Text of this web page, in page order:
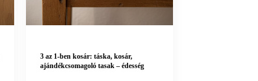
3 az 1-ben kosár: táska, kosár,
ajándékcsomagoló tasak – édesség